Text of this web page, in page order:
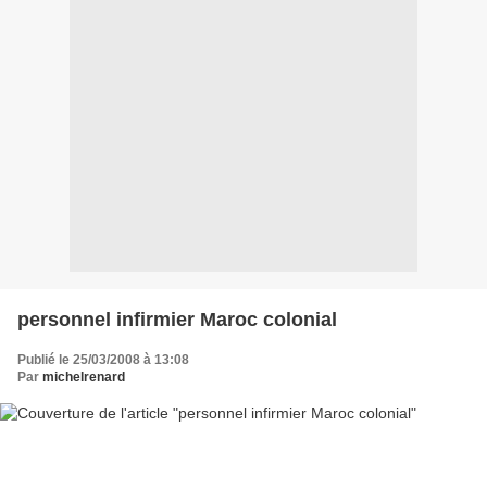
personnel infirmier Maroc colonial
Publié le 25/03/2008 à 13:08
Par michelrenard